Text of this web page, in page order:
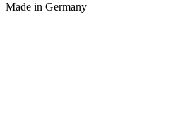
Made in Germany